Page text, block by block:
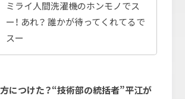
ミライ人間洗濯機のホンモノでス
ー！ あれ？ 誰かが待ってくれてるで
スー
につけた？“技術部の統括者”平江が